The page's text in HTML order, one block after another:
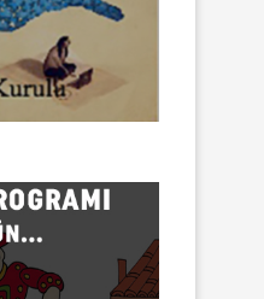
Gazeteci Sema Bingöl ve
hakkında soruşturma